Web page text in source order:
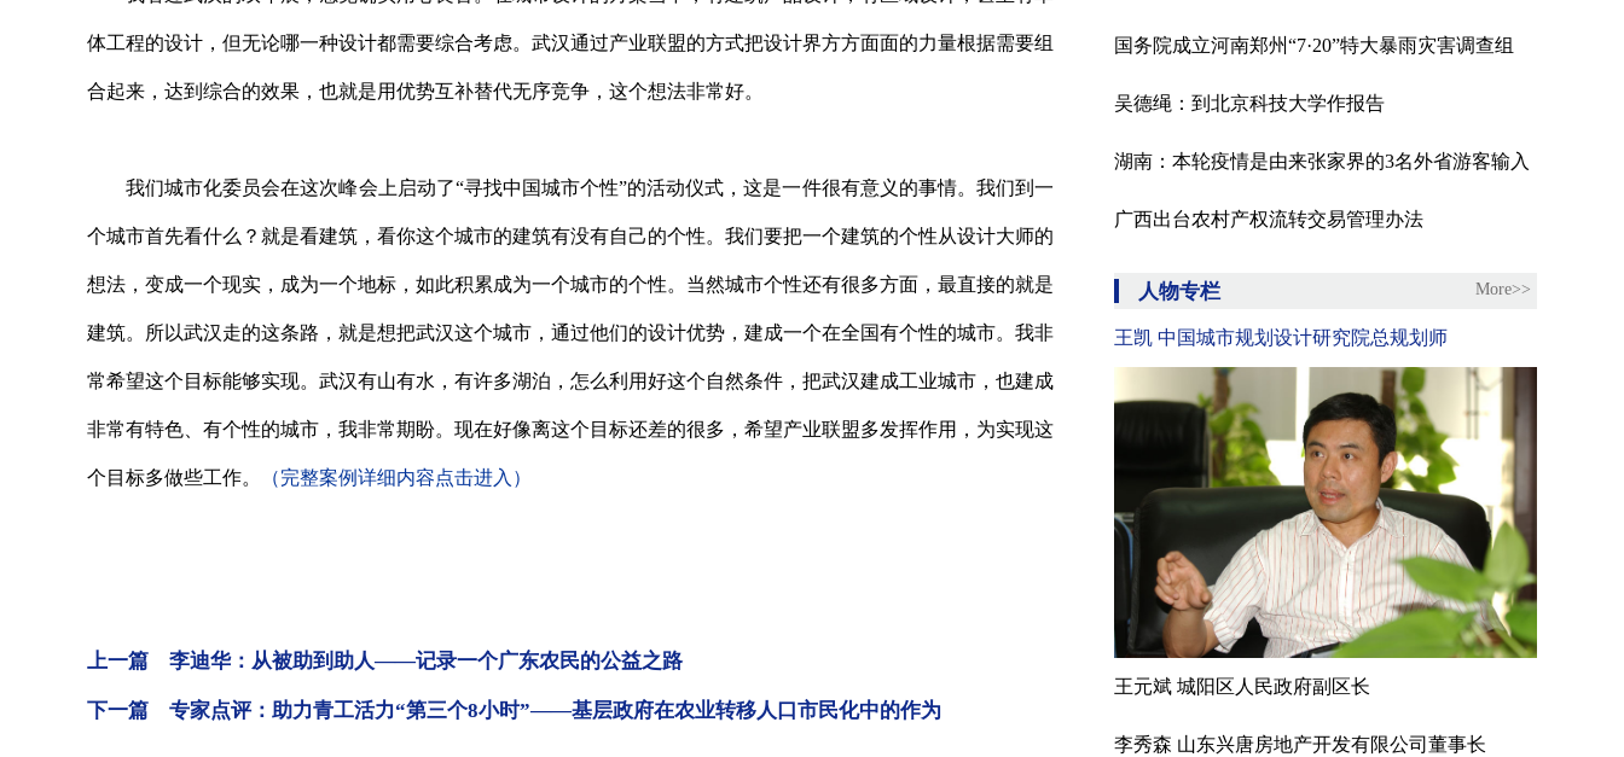
体工程的设计，但无论哪一种设计都需要综合考虑。武汉通过产业联盟的方式把设计界方方面面的力量根据需要组
合起来，达到综合的效果，也就是用优势互补替代无序竞争，这个想法非常好。
我们城市化委员会在这次峰会上启动了“寻找中国城市个性”的活动仪式，这是一件很有意义的事情。我们到一
个城市首先看什么？就是看建筑，看你这个城市的建筑有没有自己的个性。我们要把一个建筑的个性从设计大师的
想法，变成一个现实，成为一个地标，如此积累成为一个城市的个性。当然城市个性还有很多方面，最直接的就是
建筑。所以武汉走的这条路，就是想把武汉这个城市，通过他们的设计优势，建成一个在全国有个性的城市。我非
常希望这个目标能够实现。武汉有山有水，有许多湖泊，怎么利用好这个自然条件，把武汉建成工业城市，也建成
非常有特色、有个性的城市，我非常期盼。现在好像离这个目标还差的很多，希望产业联盟多发挥作用，为实现这
个目标多做些工作。 （完整案例详细内容点击进入）
上一篇 李迪华：从被助到助人——记录一个广东农民的公益之路
下一篇 专家点评：助力青工活力“第三个8小时”——基层政府在农业转移人口市民化中的作为
国务院成立河南郑州“7·20”特大暴雨灾害调查组
吴德绳：到北京科技大学作报告
湖南：本轮疫情是由来张家界的3名外省游客输入
广西出台农村产权流转交易管理办法
人物专栏 More>>
王凯 中国城市规划设计研究院总规划师
王元斌 城阳区人民政府副区长
李秀森 山东兴唐房地产开发有限公司董事长